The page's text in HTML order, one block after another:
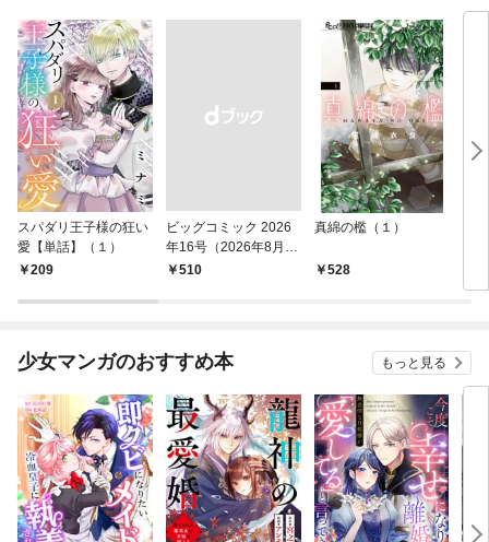
スパダリ王子様の狂い
愛【単話】（１）
209
ビッグコミック 2026
年16号（2026年8月7
日発売）
￥510
真綿の檻（１）
528
少女マンガのおすすめ本 もっと見る